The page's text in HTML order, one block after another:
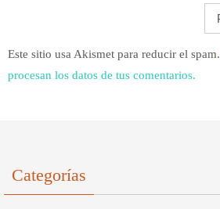
Este sitio usa Akismet para reducir el spam.
procesan los datos de tus comentarios.
Categorías